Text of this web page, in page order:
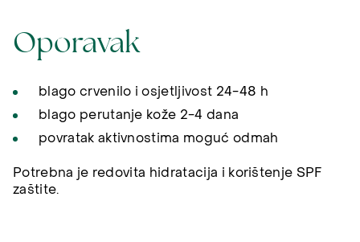
Oporavak
blago crvenilo i osjetljivost 24-48 h
blago perutanje kože 2-4 dana
povratak aktivnostima moguć odmah
Potrebna je redovita hidratacija i korištenje SPF
zaštite.